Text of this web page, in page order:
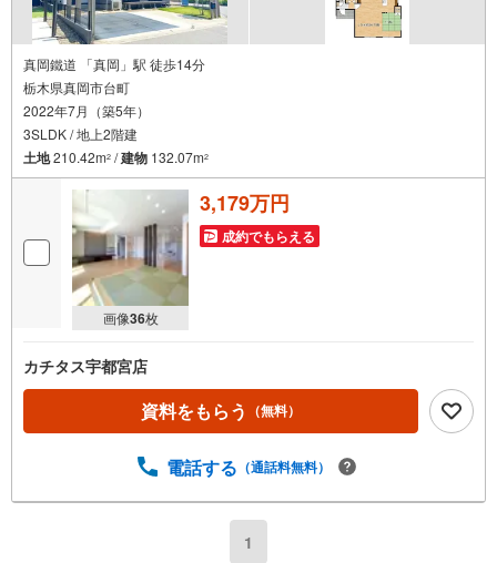
真岡鐵道 「真岡」駅 徒歩14分
栃木県真岡市台町
2022年7月（築5年）
3SLDK / 地上2階建
土地210.42m2 /建物 132.07m2
画像36枚
3,179万円
成約でもらえる
カチタス宇都宮店
資料をもらう （無料）
電話する （通話料無料）
1